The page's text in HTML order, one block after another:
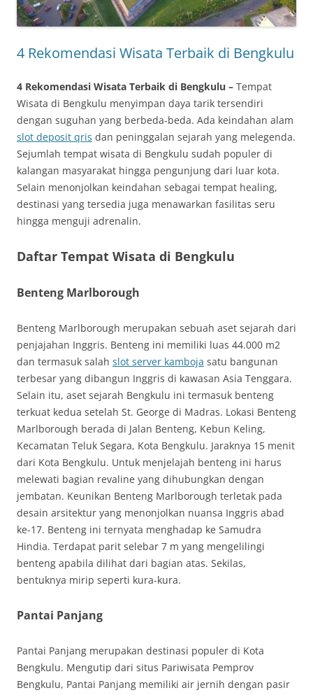
4 Rekomendasi Wisata Terbaik di Bengkulu
4 Rekomendasi Wisata Terbaik di Bengkulu – Tempat
Wisata di Bengkulu menyimpan daya tarik tersendiri
dengan suguhan yang berbeda-beda. Ada keindahan alam
slot deposit qris dan peninggalan sejarah yang melegenda.
Sejumlah tempat wisata di Bengkulu sudah populer di
kalangan masyarakat hingga pengunjung dari luar kota.
Selain menonjolkan keindahan sebagai tempat healing,
destinasi yang tersedia juga menawarkan fasilitas seru
hingga menguji adrenalin.
Daftar Tempat Wisata di Bengkulu
Benteng Marlborough
Benteng Marlborough merupakan sebuah aset sejarah dari
penjajahan Inggris. Benteng ini memiliki luas 44.000 m2
dan termasuk salah slot server kamboja satu bangunan
terbesar yang dibangun Inggris di kawasan Asia Tenggara.
Selain itu, aset sejarah Bengkulu ini termasuk benteng
terkuat kedua setelah St. George di Madras. Lokasi Benteng
Marlborough berada di Jalan Benteng, Kebun Keling,
Kecamatan Teluk Segara, Kota Bengkulu. Jaraknya 15 menit
dari Kota Bengkulu. Untuk menjelajah benteng ini harus
melewati bagian revaline yang dihubungkan dengan
jembatan. Keunikan Benteng Marlborough terletak pada
desain arsitektur yang menonjolkan nuansa Inggris abad
ke-17. Benteng ini ternyata menghadap ke Samudra
Hindia. Terdapat parit selebar 7 m yang mengelilingi
benteng apabila dilihat dari bagian atas. Sekilas,
bentuknya mirip seperti kura-kura.
Pantai Panjang
Pantai Panjang merupakan destinasi populer di Kota
Bengkulu. Mengutip dari situs Pariwisata Pemprov
Bengkulu, Pantai Panjang memiliki air jernih dengan pasir